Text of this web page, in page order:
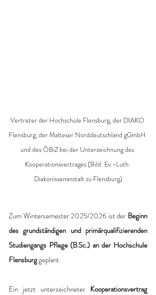
Vertreter der Hochschule Flensburg, der DIAKO
Flensburg, der Malteser Norddeutschland gGmbH
und des ÖBiZ bei der Unterzeichnung des
Kooperationsvertrages (Bild: Ev.-Luth.
Diakonissenanstalt zu Flensburg)
Zum Wintersemester 2025/2026 ist der Beginn
des grundständigen und primärqualifizierenden
Studiengangs Pflege (B.Sc.) an der Hochschule
Flensburg geplant.
Ein jetzt unterzeichneter Kooperationsvertrag